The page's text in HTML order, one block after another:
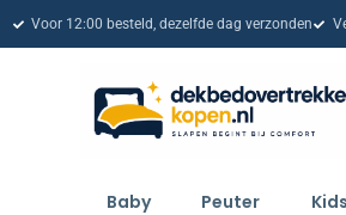
Voor 12:00 besteld, dezelfde dag verzonden
Baby Peuter Kids